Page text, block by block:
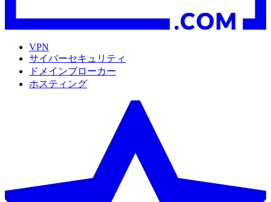
VPN
サイバーセキュリティ
ドメインブローカー
ホスティング